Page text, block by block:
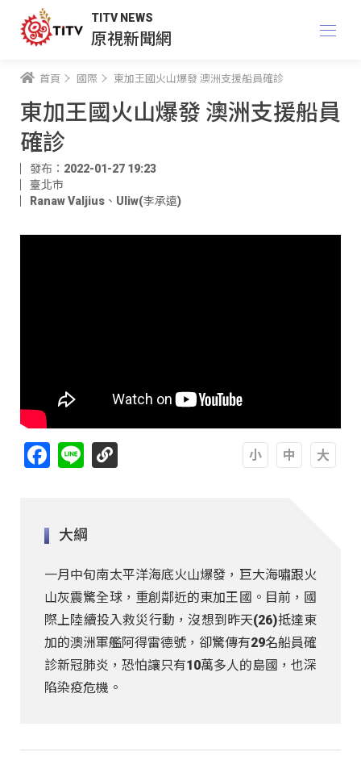
TITV NEWS
原視新聞網
首頁 國際 東加王國火山爆發 澳洲支援船員確診
東加王國火山爆發 澳洲支援船員
確診
發布：2022-01-27 19:23
臺北市
Ranaw Valjius 、 Uliw(李承遠)
Facebook
Line
大綱
一月中旬南太平洋海底火山爆發，巨大海嘯跟火
山灰震驚全球，重創鄰近的東加王國。目前，國
際上陸續投入救災行動，沒想到昨天(26)抵達東
加的澳洲軍艦阿得雷德號，卻驚傳有29名船員確
診新冠肺炎，恐怕讓只有10萬多人的島國，也深
陷染疫危機。